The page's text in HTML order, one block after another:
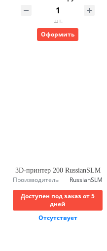
шт.
Оформить
3D-принтер 200 RussianSLM
Производитель
RussianSLM
Доступен под заказ от 5
дней
Отсутствует